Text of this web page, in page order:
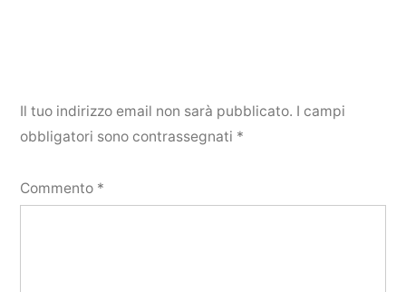
Il tuo indirizzo email non sarà pubblicato. I campi
obbligatori sono contrassegnati *
Commento *